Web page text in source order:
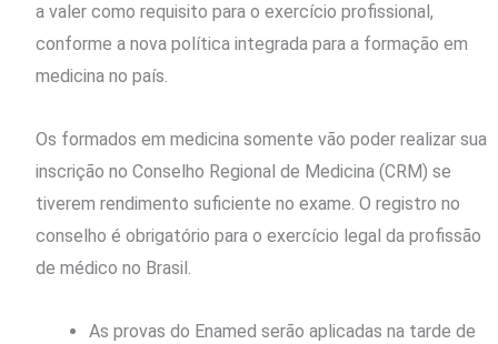
a valer como requisito para o exercício profissional,
conforme a nova política integrada para a formação em
medicina no país.
Os formados em medicina somente vão poder realizar sua
inscrição no Conselho Regional de Medicina (CRM) se
tiverem rendimento suficiente no exame. O registro no
conselho é obrigatório para o exercício legal da profissão
de médico no Brasil.
As provas do Enamed serão aplicadas na tarde de